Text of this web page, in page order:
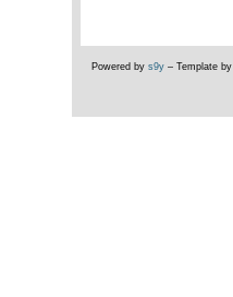
Powered by s9y– Template by